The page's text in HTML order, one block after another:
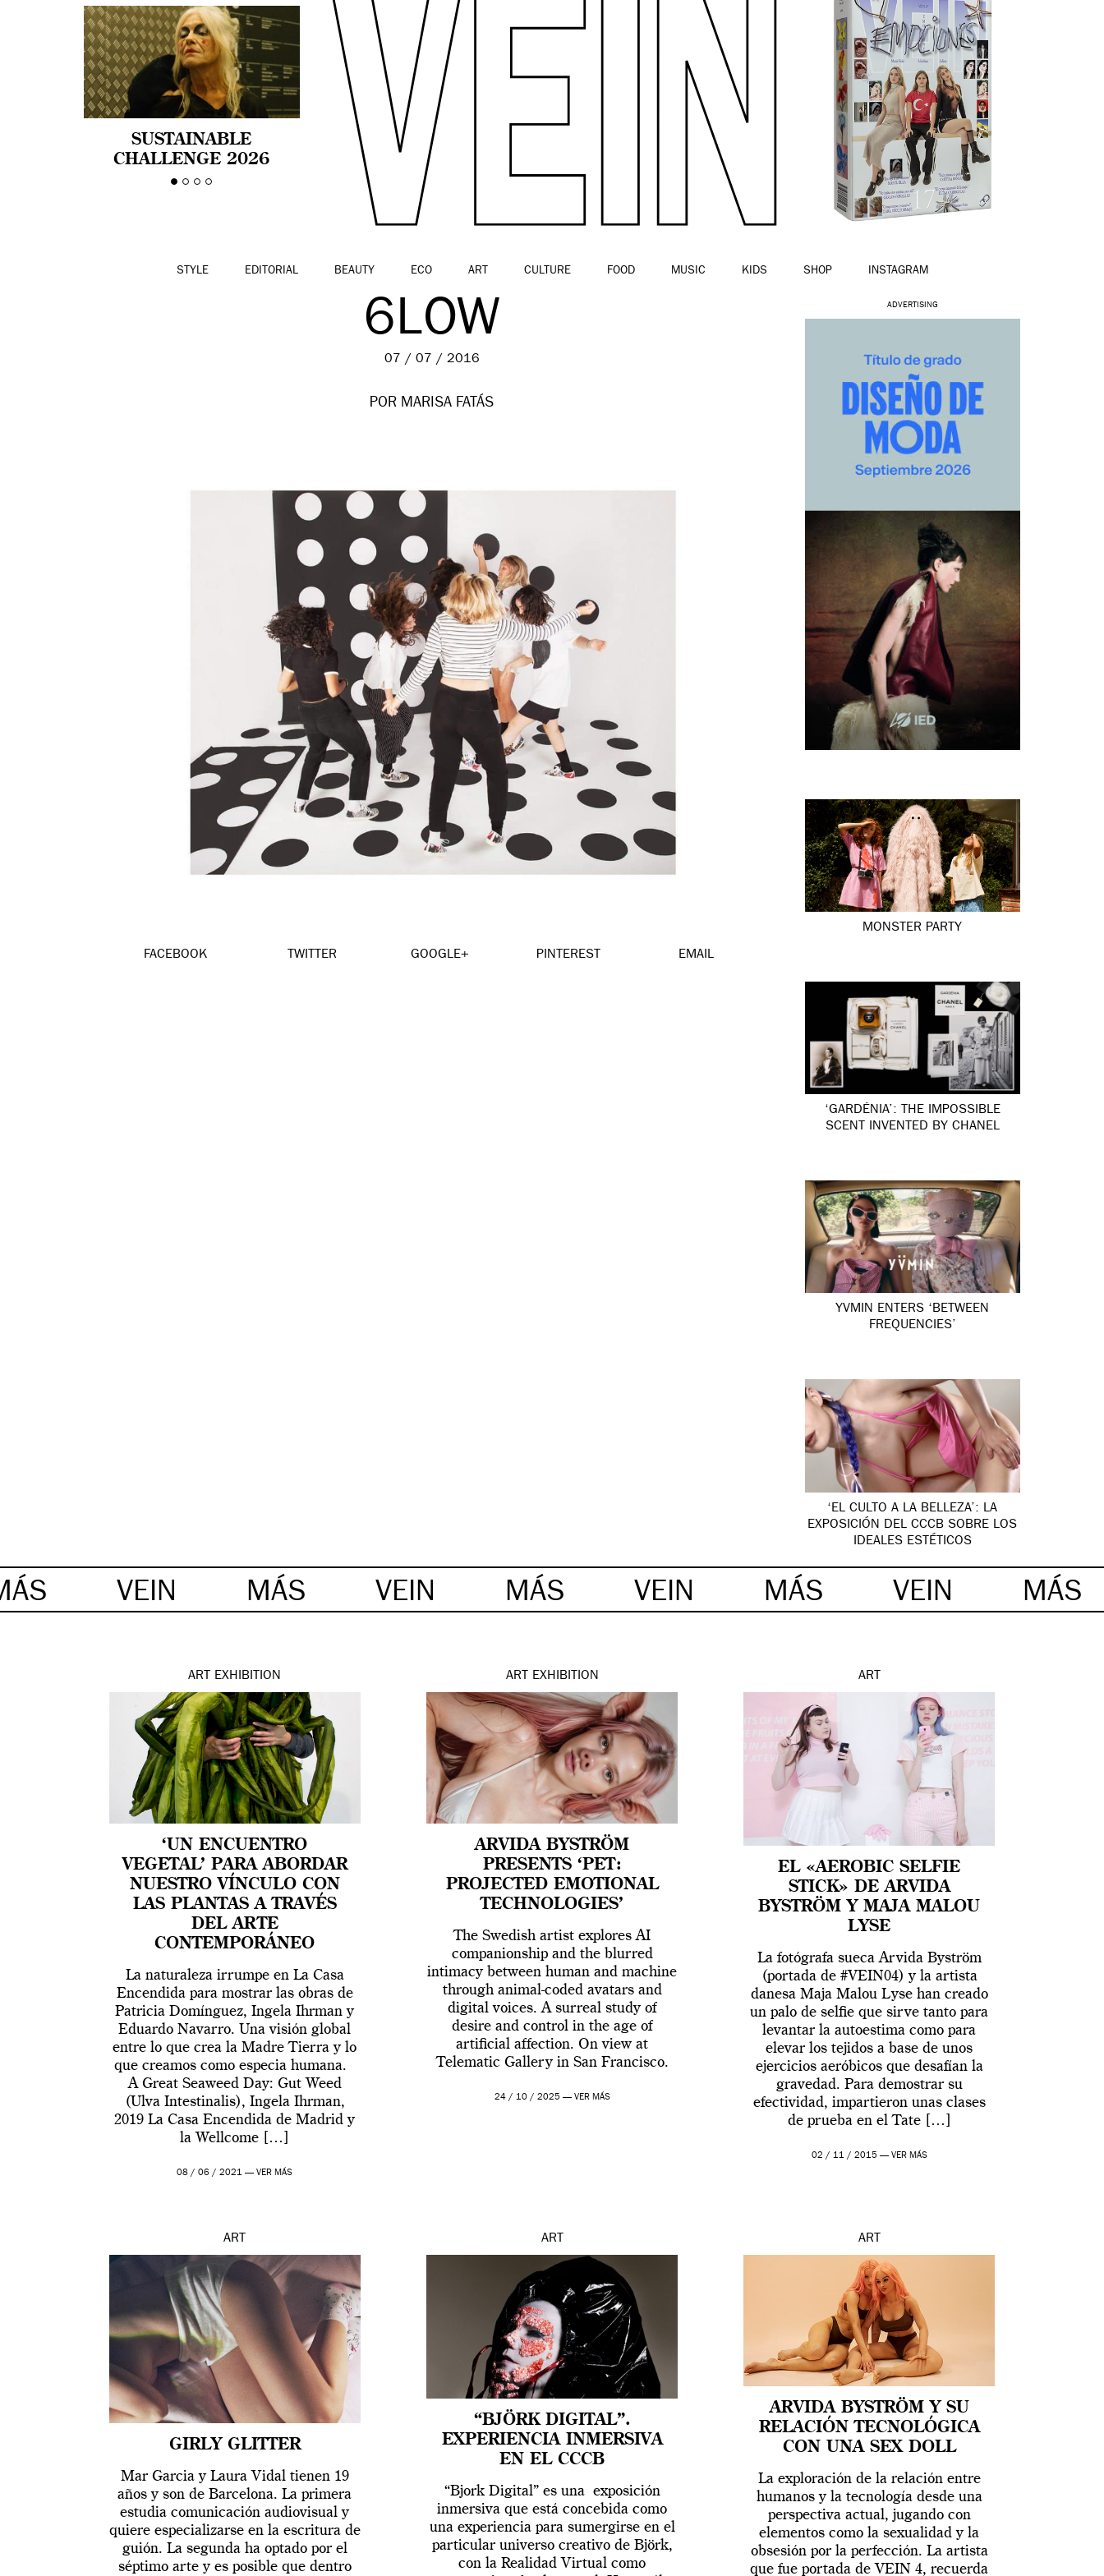
SUSTAINABLE
CHALLENGE 2026
CELEBRA LA
STYLE EDITORIAL BEAUTY ECO ART CULTURE FOOD MUSIC KIDS SHOP INSTAGRAM
6LOW
07 / 07 / 2016
POR MARISA FATÁS
FACEBOOK TWITTER GOOGLE+ PINTEREST EMAIL
ADVERTISING
MONSTER PARTY
‘GARDÉNIA’: THE IMPOSSIBLE
SCENT INVENTED BY CHANEL
YVMIN ENTERS ‘BETWEEN
FREQUENCIES’
‘EL CULTO A LA BELLEZA’: LA
EXPOSICIÓN DEL CCCB SOBRE LOS
IDEALES ESTÉTICOS
VEIN MÁS VEIN MÁS VEIN MÁS VEIN MÁS
ART EXHIBITION
‘UN ENCUENTRO
VEGETAL’ PARA ABORDAR
NUESTRO VÍNCULO CON
LAS PLANTAS A TRAVÉS
DEL ARTE
CONTEMPORÁNEO
La naturaleza irrumpe en La Casa
Encendida para mostrar las obras de
Patricia Domínguez, Ingela Ihrman y
Eduardo Navarro. Una visión global
entre lo que crea la Madre Tierra y lo
que creamos como especia humana.
A Great Seaweed Day: Gut Weed
(Ulva Intestinalis), Ingela Ihrman,
2019 La Casa Encendida de Madrid y
la Wellcome […]
08 / 06 / 2021 —VER MÁS
ART EXHIBITION
ARVIDA BYSTRÖM
PRESENTS ‘PET:
PROJECTED EMOTIONAL
TECHNOLOGIES’
The Swedish artist explores AI
companionship and the blurred
intimacy between human and machine
through animal-coded avatars and
digital voices. A surreal study of
desire and control in the age of
artificial affection. On view at
Telematic Gallery in San Francisco.
24 / 10 / 2025 — VER MÁS
ART
EL «AEROBIC SELFIE
STICK» DE ARVIDA
BYSTRÖM Y MAJA MALOU
LYSE
La fotógrafa sueca Arvida Byström
(portada de #VEIN04) y la artista
danesa Maja Malou Lyse han creado
un palo de selfie que sirve tanto para
levantar la autoestima como para
elevar los tejidos a base de unos
ejercicios aeróbicos que desafían la
gravedad. Para demostrar su
efectividad, impartieron unas clases
de prueba en el Tate […]
02 / 11 / 2015 — VER MÁS
ART
GIRLY GLITTER
Mar Garcia y Laura Vidal tienen 19
años y son de Barcelona. La primera
estudia comunicación audiovisual y
quiere especializarse en la escritura de
guión. La segunda ha optado por el
séptimo arte y es posible que dentro
ART
“BJÖRK DIGITAL”.
EXPERIENCIA INMERSIVA
EN EL CCCB
“Bjork Digital” es una exposición
inmersiva que está concebida como
una experiencia para sumergirse en el
particular universo creativo de Björk,
con la Realidad Virtual como
ART
ARVIDA BYSTRÖM Y SU
RELACIÓN TECNOLÓGICA
CON UNA SEX DOLL
La exploración de la relación entre
humanos y la tecnología desde una
perspectiva actual, jugando con
elementos como la sexualidad y la
obsesión por la perfección. La artista
que fue portada de VEIN 4, recuerda